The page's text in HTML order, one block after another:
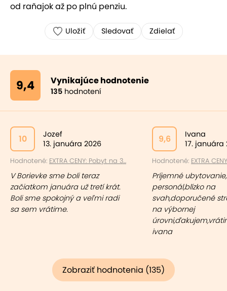
od raňajok až po plnú penziu.
Uložiť Sledovať Zdielať
9,4 Vynikajúce hodnotenie
135 hodnotení
10
Jozef
13. januára 2026
Hodnotené: EXTRA CENY: Pobyt na 3...
V Borievke sme boli teraz
začiatkom januára už tretí krát.
Boli sme spokojný a veľmi radi
sa sem vrátime.
9,6
Ivana
17. januára
Hodnotené: EXTRA
Príjemné
personál,blízko na
svah,doporučené
na výbornej
ivana
Zobraziť hodnotenia (135)